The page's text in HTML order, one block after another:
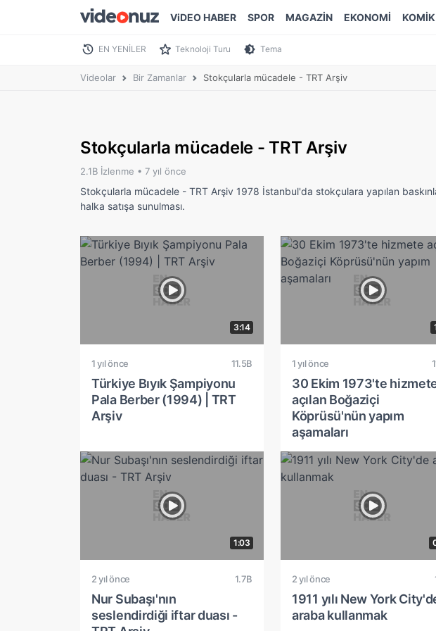
ViDEO HABER SPOR MAGAZİN EKONOMİ
EN YENİLER Teknoloji Turu Tema
Videolar Bir Zamanlar Stokçularla mücadele - TRT Arşiv
Stokçularla mücadele - TRT Arşiv
2.1B İzlenme • 7 yıl önce
Stokçularla mücadele - TRT Arşiv 1978 İstanbul'da stokçulara yapılan
halka satışa sunulması.
3:14
1 yıl önce 11.5B
Türkiye Bıyık Şampiyonu
Pala Berber (1994) | TRT
Arşiv
1 yıl önce
30 Ekim 1973'te
açılan Boğaziçi
Köprüsü'nün yapım
aşamaları
1:03
2 yıl önce 1.7B
Nur Subaşı'nın
seslendirdiği iftar duası -
2 yıl önce
1911 yılı New York
araba kullanmak